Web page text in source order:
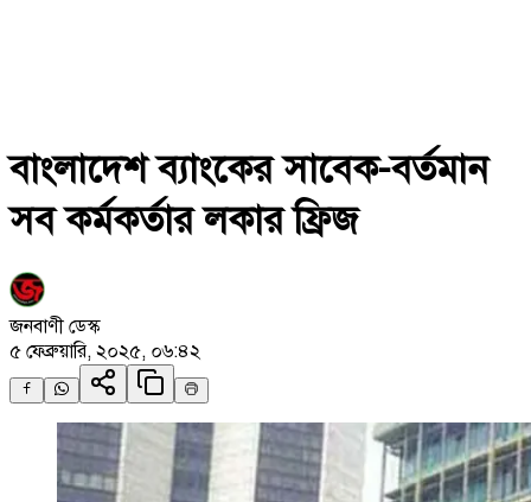
বাংলাদেশ ব্যাংকের সাবেক-বর্তমান
সব কর্মকর্তার লকার ফ্রিজ
জনবাণী ডেস্ক
৫ ফেব্রুয়ারি, ২০২৫, ০৬:৪২